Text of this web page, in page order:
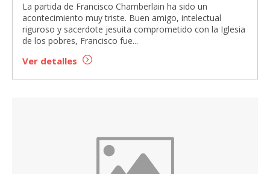
La partida de Francisco Chamberlain ha sido un
acontecimiento muy triste. Buen amigo, intelectual
riguroso y sacerdote jesuita comprometido con la Iglesia
de los pobres, Francisco fue...
Ver detalles